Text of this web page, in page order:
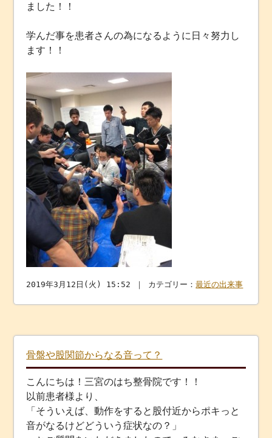
ました！！
学んだ事を患者さんの為になるように日々努力し
ます！！
2019年3月12日(火) 15:52 ｜ カテゴリー：最近の出来事
骨盤や股関節からなる音って？
こんにちは！三宮のはち整骨院です！！
以前患者様より、
「そういえば、動作をすると股付近からポキっと
音がなるけどどういう症状なの？」